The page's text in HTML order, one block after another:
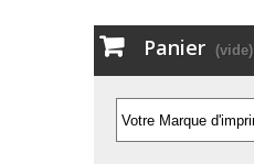
Panier (vide)